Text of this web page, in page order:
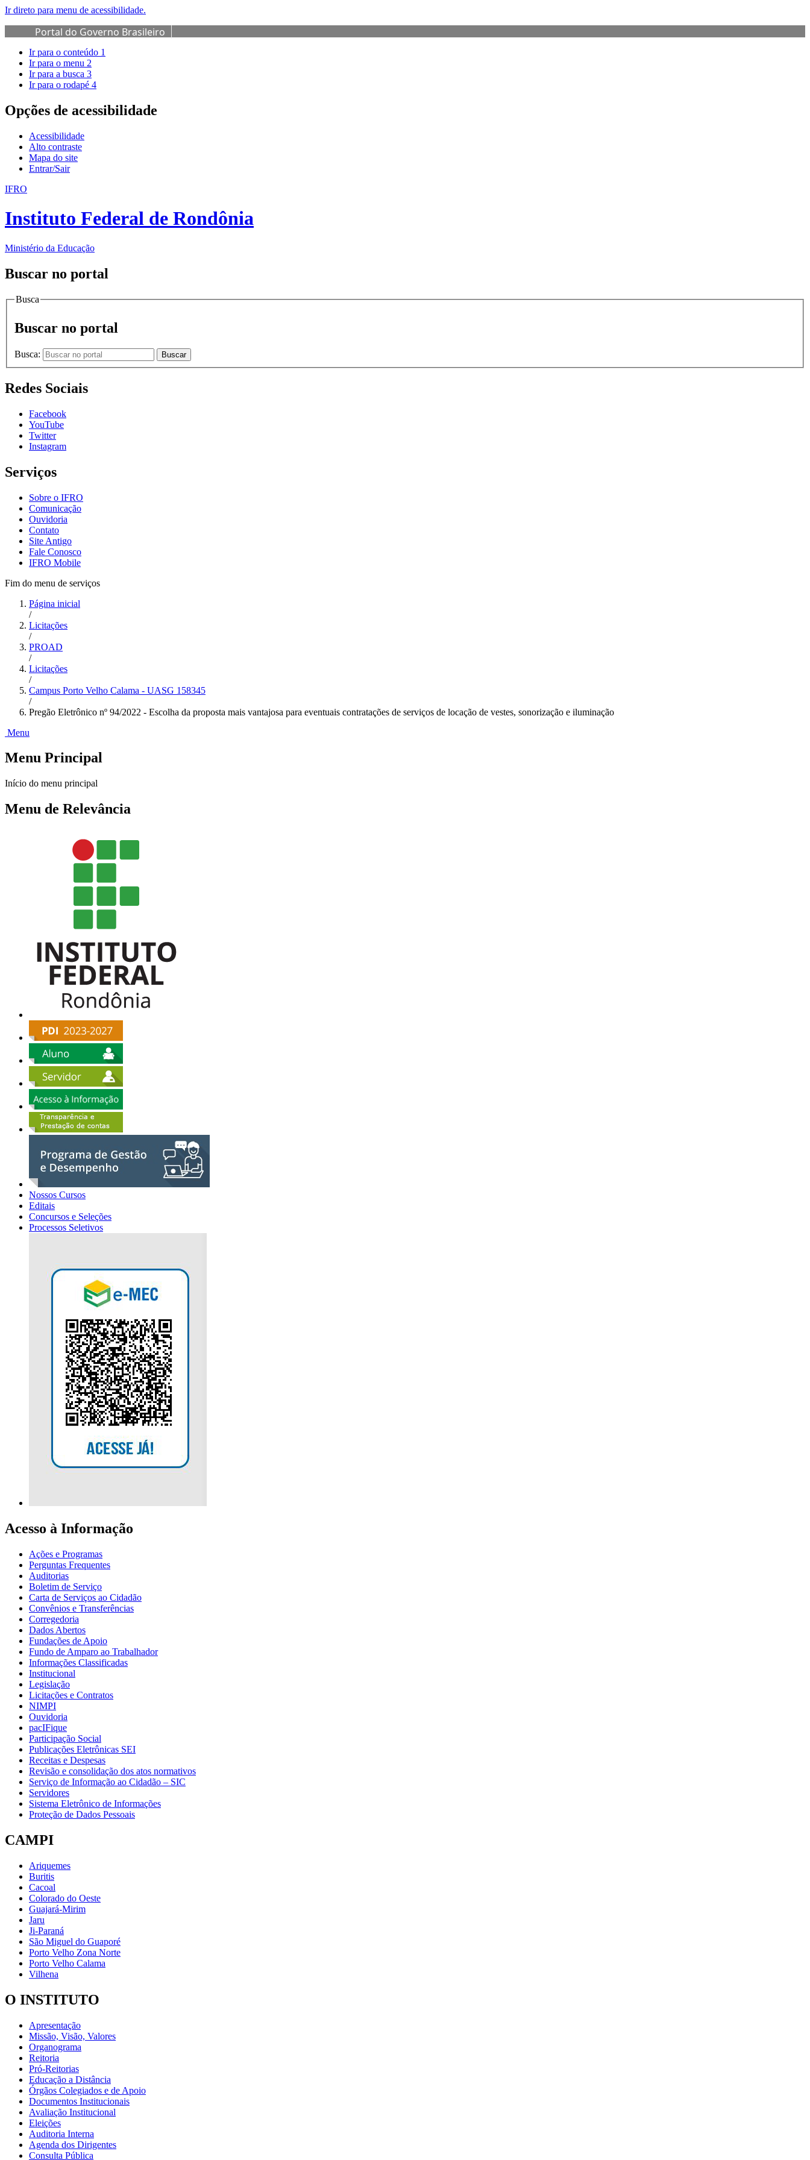
Ir direto para menu de acessibilidade.
Portal do Governo Brasileiro
Ir para o conteúdo 1
Ir para o menu 2
Ir para a busca 3
Ir para o rodapé 4
Opções de acessibilidade
Acessibilidade
Alto contraste
Mapa do site
Entrar/Sair
IFRO
Instituto Federal de Rondônia
Ministério da Educação
Buscar no portal
Busca
Buscar no portal
Busca: Buscar
Redes Sociais
Facebook
YouTube
Twitter
Instagram
Serviços
Sobre o IFRO
Comunicação
Ouvidoria
Contato
Site Antigo
Fale Conosco
IFRO Mobile
Fim do menu de serviços
Página inicial
/
Licitações
/
PROAD
/
Licitações
/
Campus Porto Velho Calama - UASG 158345
/
Pregão Eletrônico nº 94/2022 - Escolha da proposta mais vantajosa para eventuais contratações de serviços de locação de vestes, sonorização e iluminação
Menu
Menu Principal
Início do menu principal
Menu de Relevância
Nossos Cursos
Editais
Concursos e Seleções
Processos Seletivos
Acesso à Informação
Ações e Programas
Perguntas Frequentes
Auditorias
Boletim de Serviço
Carta de Serviços ao Cidadão
Convênios e Transferências
Corregedoria
Dados Abertos
Fundações de Apoio
Fundo de Amparo ao Trabalhador
Informações Classificadas
Institucional
Legislação
Licitações e Contratos
NIMPI
Ouvidoria
pacIFique
Participação Social
Publicações Eletrônicas SEI
Receitas e Despesas
Revisão e consolidação dos atos normativos
Serviço de Informação ao Cidadão – SIC
Servidores
Sistema Eletrônico de Informações
Proteção de Dados Pessoais
CAMPI
Ariquemes
Buritis
Cacoal
Colorado do Oeste
Guajará-Mirim
Jaru
Ji-Paraná
São Miguel do Guaporé
Porto Velho Zona Norte
Porto Velho Calama
Vilhena
O INSTITUTO
Apresentação
Missão, Visão, Valores
Organograma
Reitoria
Pró-Reitorias
Educação a Distância
Órgãos Colegiados e de Apoio
Documentos Institucionais
Avaliação Institucional
Eleições
Auditoria Interna
Agenda dos Dirigentes
Consulta Pública